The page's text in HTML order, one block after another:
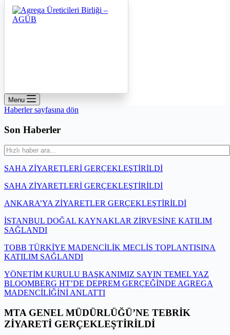
Menu
Haberler sayfasına dön
Son Haberler
SAHA ZİYARETLERİ GERÇEKLEŞTİRİLDİ
SAHA ZİYARETLERİ GERÇEKLEŞTİRİLDİ
ANKARA’YA ZİYARETLER GERÇEKLEŞTİRİLDİ
İSTANBUL DOĞAL KAYNAKLAR ZİRVESİNE KATILIM
SAĞLANDI
TOBB TÜRKİYE MADENCİLİK MECLİS TOPLANTISINA
KATILIM SAĞLANDI
YÖNETİM KURULU BAŞKANIMIZ SAYIN TEMEL YAZ
BLOOMBERG HT’DE DEPREM GERÇEĞİNDE AGREGA
MADENCİLİĞİNİ ANLATTI
MTA GENEL MÜDÜRLÜĞÜ’NE TEBRİK
ZİYARETİ GERÇEKLEŞTİRİLDİ